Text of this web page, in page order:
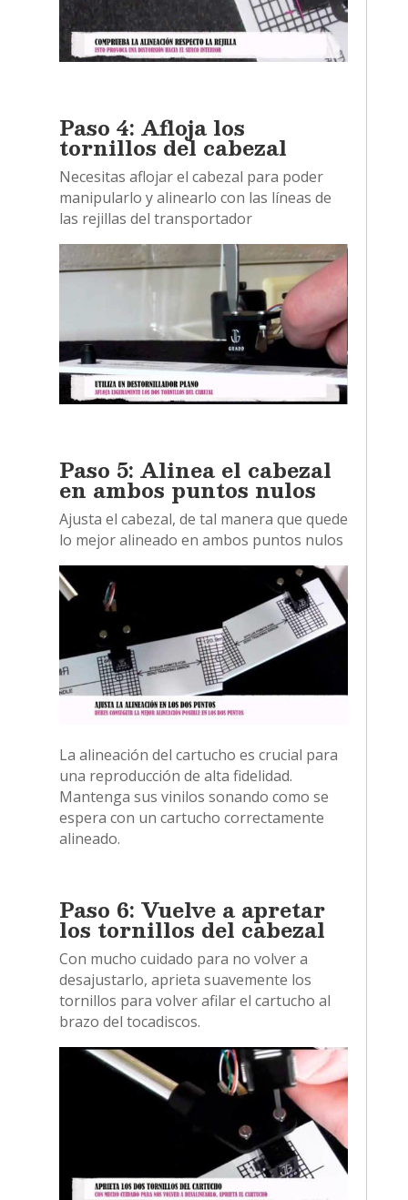
Paso 4: Afloja los
tornillos del cabezal
Necesitas aflojar el cabezal para poder
manipularlo y alinearlo con las líneas de
las rejillas del transportador
Paso 5: Alinea el cabezal
en ambos puntos nulos
Ajusta el cabezal, de tal manera que quede
lo mejor alineado en ambos puntos nulos
La alineación del cartucho es crucial para
una reproducción de alta fidelidad.
Mantenga sus vinilos sonando como se
espera con un cartucho correctamente
alineado.
Paso 6: Vuelve a apretar
los tornillos del cabezal
Con mucho cuidado para no volver a
desajustarlo, aprieta suavemente los
tornillos para volver afilar el cartucho al
brazo del tocadiscos.